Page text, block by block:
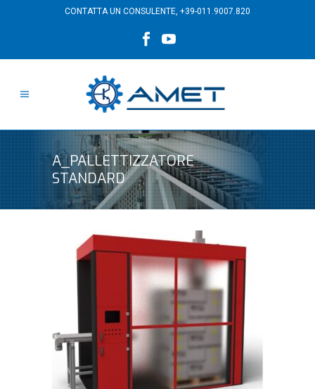
CONTATTA UN CONSULENTE, +39-011.9007.820
A_PALLETTIZZATORE
STANDARD